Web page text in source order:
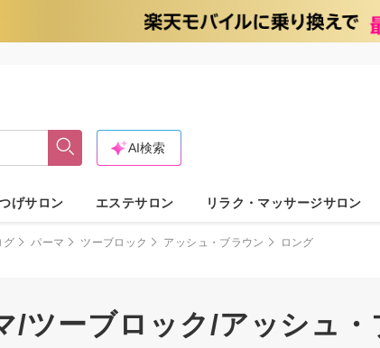
AI検索
げサロン エステサロン リラク・マッサージサロン
グ パーマ ツーブロック アッシュ・ブラウン ロング
/ツーブロック/アッシュ